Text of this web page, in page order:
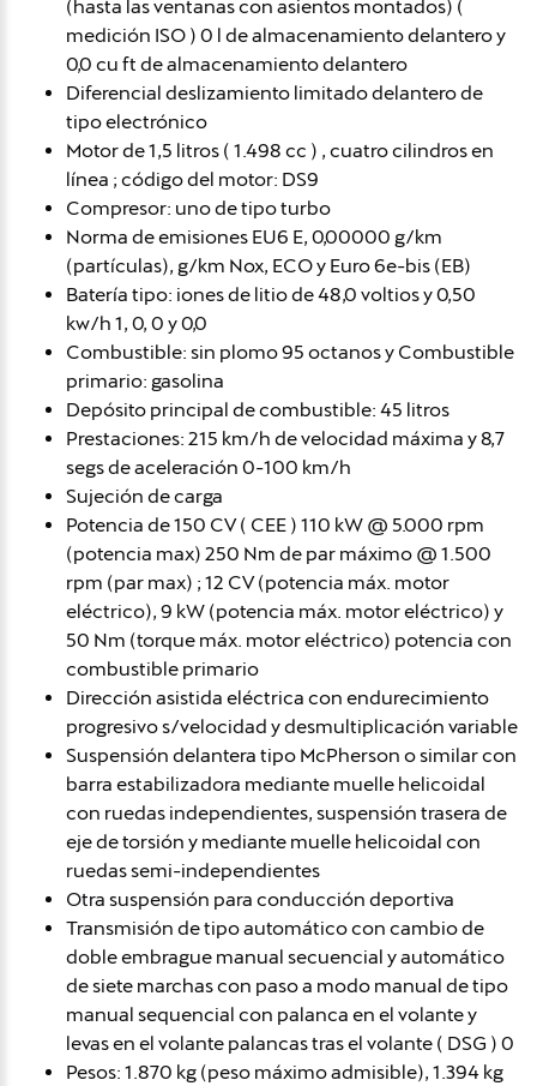
(hasta las ventanas con asientos montados) (
medición ISO ) 0 l de almacenamiento delantero y
0,0 cu ft de almacenamiento delantero
Diferencial deslizamiento limitado delantero de
tipo electrónico
Motor de 1,5 litros ( 1.498 cc ) , cuatro cilindros en
línea ; código del motor: DS9
Compresor: uno de tipo turbo
Norma de emisiones EU6 E, 0,00000 g/km
(partículas), g/km Nox, ECO y Euro 6e-bis (EB)
Batería tipo: iones de litio de 48,0 voltios y 0,50
kw/h 1, 0, 0 y 0,0
Combustible: sin plomo 95 octanos y Combustible
primario: gasolina
Depósito principal de combustible: 45 litros
Prestaciones: 215 km/h de velocidad máxima y 8,7
segs de aceleración 0-100 km/h
Sujeción de carga
Potencia de 150 CV ( CEE ) 110 kW @ 5.000 rpm
(potencia max) 250 Nm de par máximo @ 1.500
rpm (par max) ; 12 CV (potencia máx. motor
eléctrico), 9 kW (potencia máx. motor eléctrico) y
50 Nm (torque máx. motor eléctrico) potencia con
combustible primario
Dirección asistida eléctrica con endurecimiento
progresivo s/velocidad y desmultiplicación variable
Suspensión delantera tipo McPherson o similar con
barra estabilizadora mediante muelle helicoidal
con ruedas independientes, suspensión trasera de
eje de torsión y mediante muelle helicoidal con
ruedas semi-independientes
Otra suspensión para conducción deportiva
Transmisión de tipo automático con cambio de
doble embrague manual secuencial y automático
de siete marchas con paso a modo manual de tipo
manual sequencial con palanca en el volante y
levas en el volante palancas tras el volante ( DSG ) 0
Pesos: 1.870 kg (peso máximo admisible), 1.394 kg